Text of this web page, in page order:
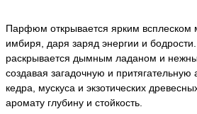
Парфюм открывается ярким всплеском
имбиря, даря заряд энергии и
раскрывается дымным ладаном и
создавая загадочную и притягательную
кедра, мускуса и экзотических
аромату глубину и стойкость.